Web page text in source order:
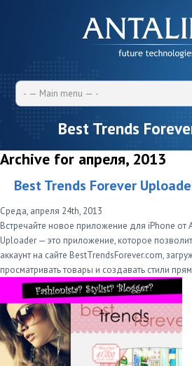
Best Trends
Archive for апреля, 2013
Best Trends Forever
Среда, апреля 24th, 2013
Встречайте новое приложение для iPhone от
Uploader — это приложение, которое
аккаунт на сайте BestTrendsForever.com,
просматривать товары и создавать стили